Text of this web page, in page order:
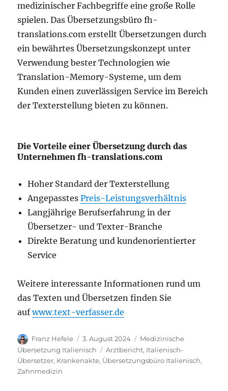
medizinischer Fachbegriffe eine große Rolle
spielen. Das Übersetzungsbüro fh-
translations.com erstellt Übersetzungen durch
ein bewährtes Übersetzungskonzept unter
Verwendung bester Technologien wie
Translation-Memory-Systeme, um dem
Kunden einen zuverlässigen Service im Bereich
der Texterstellung bieten zu können.
Die Vorteile einer Übersetzung durch das
Unternehmen fh-translations.com
Hoher Standard der Texterstellung
AngepasstesPreis-Leistungsverhältnis
Langjährige Berufserfahrung in der
Übersetzer- und Texter-Branche
Direkte Beratung und kundenorientierter
Service
Weitere interessante Informationen rund um
das Texten und Übersetzen finden Sie
aufwww.text-verfasser.de
Autor
Franz Hefele
Veröffentlicht
am
3. August 2024 Kategorien
Medizinische
Übersetzung Italienisch
Schlagwörter
Arztbericht, Italienisch-
Übersetzer, Krankenakte, Übersetzungsbüro Italienisch,
Zahnmedizin